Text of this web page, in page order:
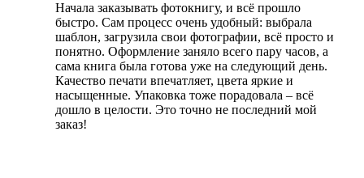
Начала заказывать фотокнигу, и всё прошло
быстро. Сам процесс очень удобный: выбрала
шаблон, загрузила свои фотографии, всё просто и
понятно. Оформление заняло всего пару часов, а
сама книга была готова уже на следующий день.
Качество печати впечатляет, цвета яркие и
насыщенные. Упаковка тоже порадовала – всё
дошло в целости. Это точно не последний мой
заказ!